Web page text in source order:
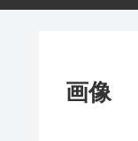
画像